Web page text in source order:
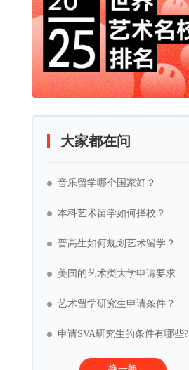
大家都在问
音乐留学哪个国家好？
本科艺术留学如何择校？
普高生如何规划艺术留学？
美国的艺术类大学申请要求
艺术留学研究生申请条件？
申请SVA研究生的条件有哪些?